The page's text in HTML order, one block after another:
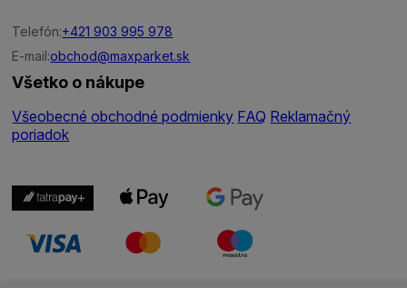
Telefón:+421 903 995 978
E-mail:obchod@maxparket.sk
Všetko o nákupe
Všeobecné obchodné podmienky FAQ Reklamačný
poriadok